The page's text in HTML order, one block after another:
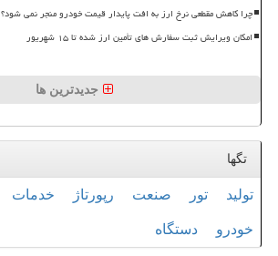
چرا کاهش مقطعی نرخ ارز به افت پایدار قیمت خودرو منجر نمی شود؟
امکان ویرایش ثبت سفارش های تأمین ارز شده تا ۱۵ شهریور
جدیدترین ها
تگها
تولید تور صنعت رپورتاژ خدمات
خودرو دستگاه